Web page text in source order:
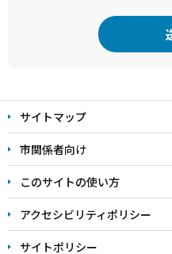
文
こ
こ
ま
サイトマップ
市関係者向け
このサイトの使い方
アクセシビリティポリシー
サイトポリシー